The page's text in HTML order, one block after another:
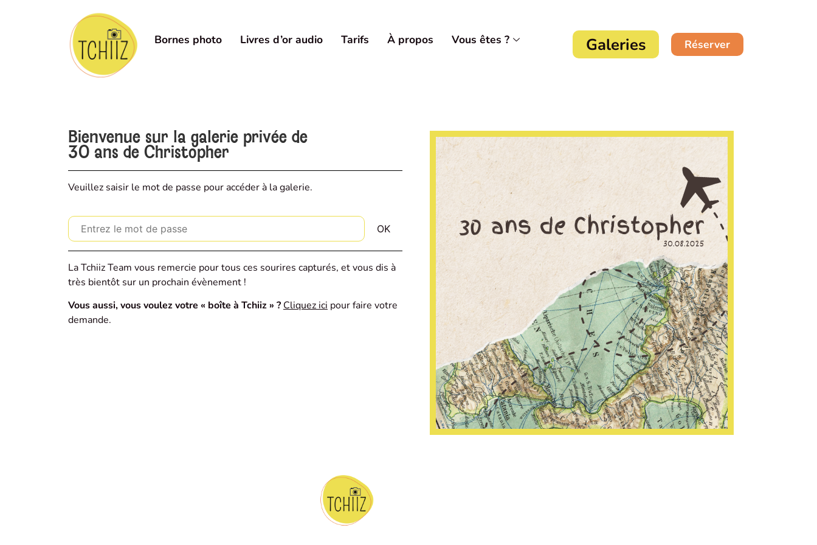
Bornes photo Livres d’or audio Tarifs À propos Vous êtes ? Galeries Réserver
Bienvenue sur la galerie privée de
30 ans de Christopher
Veuillez saisir le mot de passe pour accéder à la galerie.
La Tchiiz Team vous remercie pour tous ces sourires capturés, et vous dis à
très bientôt sur un prochain évènement !
Vous aussi, vous voulez votre « boîte à Tchiiz » ? Cliquez ici pour faire votre
demande.